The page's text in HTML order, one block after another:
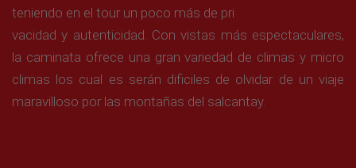
teniendo en el tour un poco más de pri
vacidad y autenticidad. Con vistas más espectaculares,
la caminata ofrece una gran variedad de climas y micro
climas los cual es serán dificiles de olvidar de un viaje
maravilloso por las montañas del salcantay.